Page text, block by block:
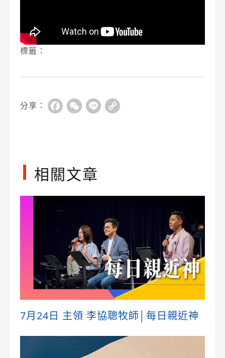
標籤：
分享： FacebookWeChat
Line
相關文章
7月24日 主領 李協聰牧師│每日親近神